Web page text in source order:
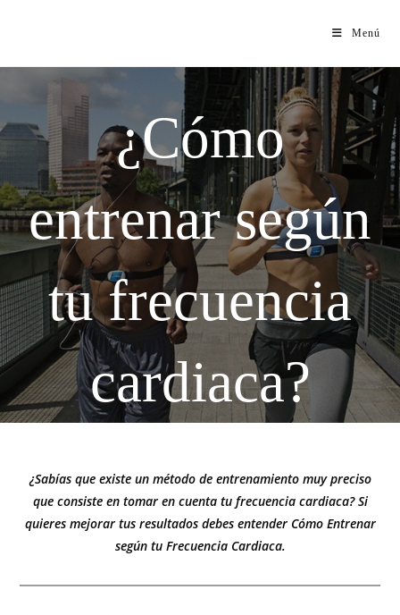
Menú
¿Cómo
entrenar según
tu frecuencia
cardiaca?
¿Sabías que existe un método de entrenamiento muy preciso
que consiste en tomar en cuenta tu frecuencia cardiaca? Si
quieres mejorar tus resultados debes entender Cómo Entrenar
según tu Frecuencia Cardiaca.